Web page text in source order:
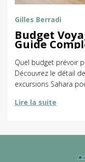
Gilles Berradi
Budget
Guide
Quel budget prévoir
Découvrez le détail
excursions Sahara
Lire la suite